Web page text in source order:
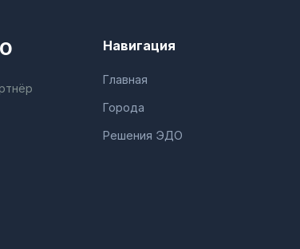
Навигация
Главная
Города
Решения ЭДО